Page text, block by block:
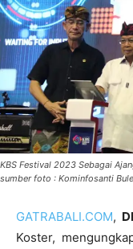
KBS Festival 2023 Sebagai
sumber foto : Kominfosanti
GATRABALI.COM,
Koster,